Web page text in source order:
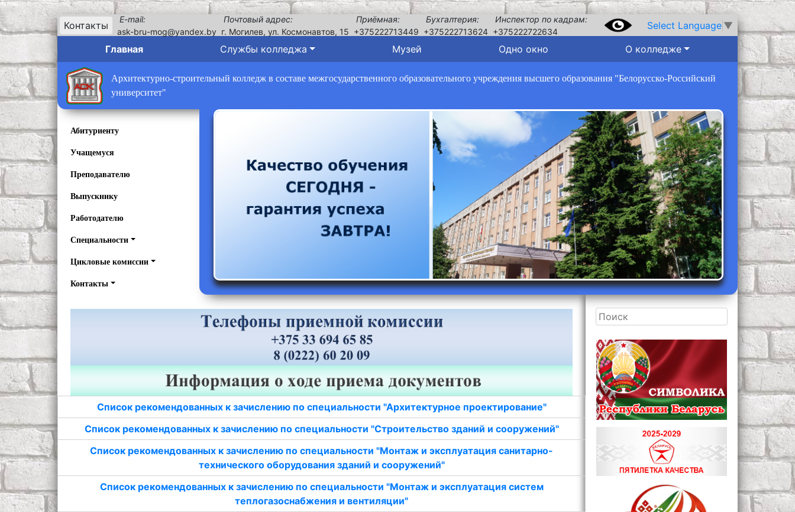
Контакты
E-mail:
ask-bru-mog@yandex.by
Почтовый адрес:
г. Могилев, ул. Космонавтов, 15
Приёмная:
+375222713449
Бухгалтерия:
+375222713624
Инспектор по кадрам:
+375222722634
Select Language ▼
Главная Службы колледжа Музей Одно окно О колледже
Архитектурно-строительный колледж в составе межгосударственного образовательного учреждения высшего образования "Белорусско-Российский
университет"
Абитуриенту
Учащемуся
Преподавателю
Выпускнику
Работодателю
Специальности
Цикловые комиссии
Контакты
Список рекомендованных к зачислению по специальности "Архитектурное проектирование"
Список рекомендованных к зачислению по специальности "Строительство зданий и сооружений"
Список рекомендованных к зачислению по специальности "Монтаж и эксплуатация санитарно-
технического оборудования зданий и сооружений"
Список рекомендованных к зачислению по специальности "Монтаж и эксплуатация систем
теплогазоснабжения и вентиляции"